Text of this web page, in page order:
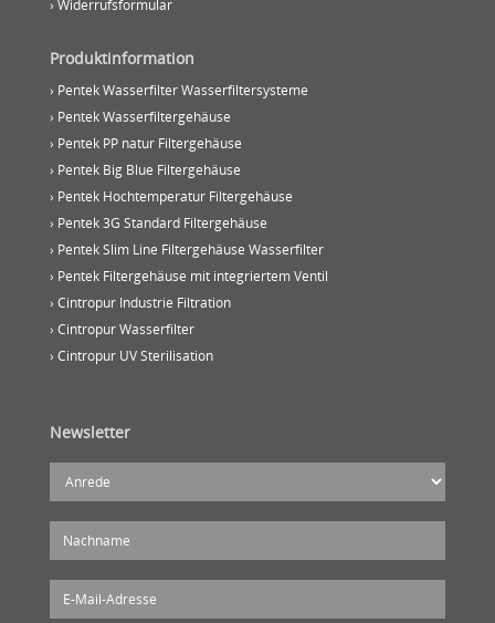
› Widerrufsformular
Produktinformation
› Pentek Wasserfilter Wasserfiltersysteme
› Pentek Wasserfiltergehäuse
› Pentek PP natur Filtergehäuse
› Pentek Big Blue Filtergehäuse
› Pentek Hochtemperatur Filtergehäuse
› Pentek 3G Standard Filtergehäuse
› Pentek Slim Line Filtergehäuse Wasserfilter
› Pentek Filtergehäuse mit integriertem Ventil
› Cintropur Industrie Filtration
› Cintropur Wasserfilter
› Cintropur UV Sterilisation